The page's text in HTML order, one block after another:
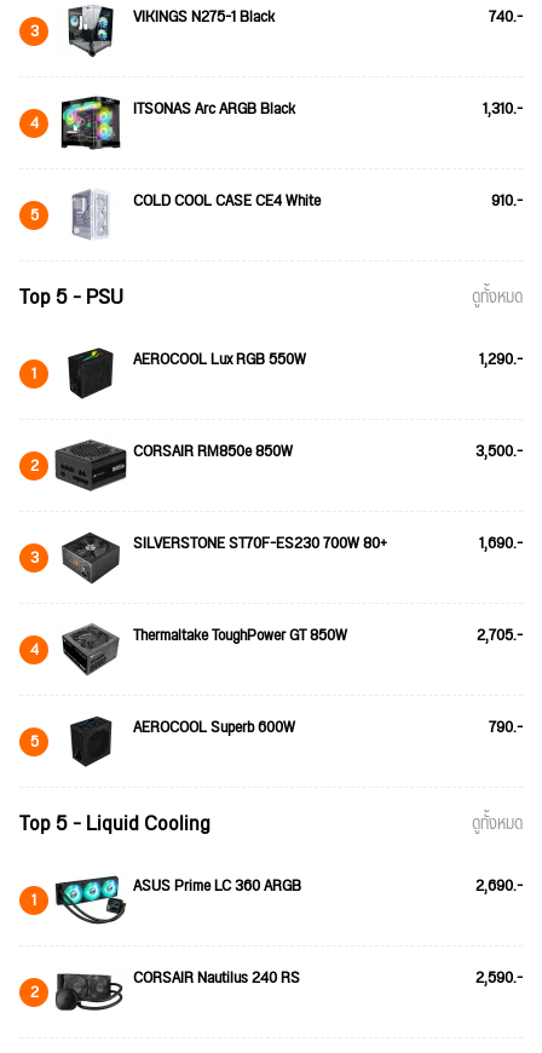
3 VIKINGS N275-1 Black 740.-
4 ITSONAS Arc ARGB Black 1,310.-
5 COLD COOL CASE CE4 White 910.-
Top 5 - PSU ดูทั้งหมด
1 AEROCOOL Lux RGB 550W 1,290.-
2 CORSAIR RM850e 850W 3,500.-
3 SILVERSTONE ST70F-ES230 700W 80+ 1,690.-
4 Thermaltake ToughPower GT 850W 2,705.-
5 AEROCOOL Superb 600W 790.-
Top 5 - Liquid Cooling ดูทั้งหมด
1 ASUS Prime LC 360 ARGB 2,690.-
2 CORSAIR Nautilus 240 RS 2,590.-